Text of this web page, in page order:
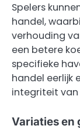
Spelers
handel,
verhouding
een betere
specifieke
handel eerlijk
integriteit
Variaties en